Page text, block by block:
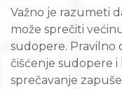
Važno je razumeti
može sprečiti
sudopere. Pravilno
čišćenje sudopere i
sprečavanje